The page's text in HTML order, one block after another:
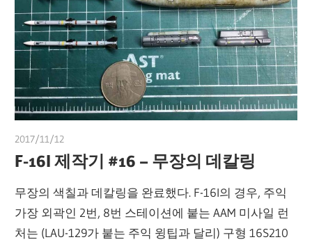
2017/11/12
F-16I 제작기 #16 – 무장의 데칼링
무장의 색칠과 데칼링을 완료했다. F-16I의 경우, 주익
가장 외곽인 2번, 8번 스테이션에 붙는 AAM 미사일 런
처는 (LAU-129가 붙는 주익 윙팁과 달리) 구형 16S210